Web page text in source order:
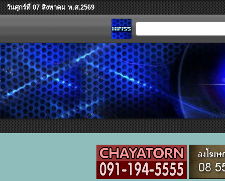
วันศุกร์ที่ 07 สิงหาคม พ.ศ.2569